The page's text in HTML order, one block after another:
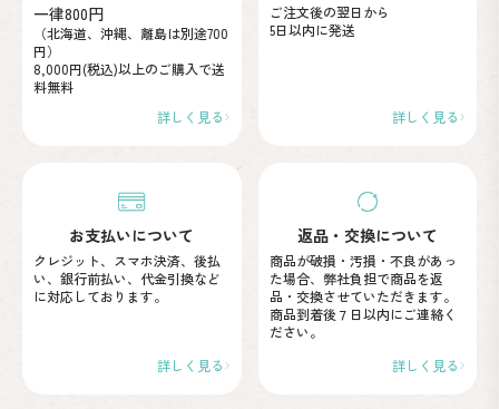
一律800円
（北海道、沖縄、離島は別途700
円）
8,000円(税込)以上のご購入で送
料無料
詳しく見る
ご注文後の翌日から
5日以内に発送
詳しく見る
お支払いについて
クレジット、スマホ決済、後払
い、 銀行前払い、代金引換など
に対応しております。
詳しく見る
返品・交換について
商品が破損・汚損・不良があっ
た場合、弊社負担で商品を返
品・交換させていただきます。
商品到着後７日以内にご連絡く
ださい。
詳しく見る